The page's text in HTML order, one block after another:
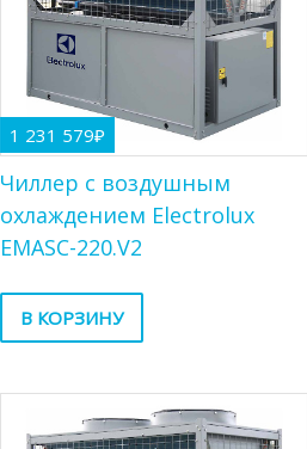
1 231 579₽
Чиллер с воздушным
охлаждением Electrolux
EMASC-220.V2
В КОРЗИНУ